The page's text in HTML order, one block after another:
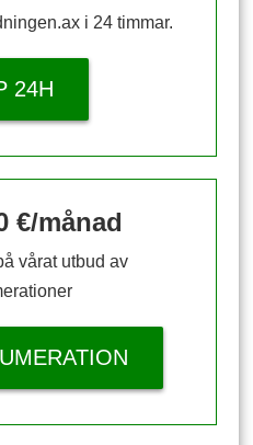
i 24 timmar.
24H
€/månad
vårat utbud av